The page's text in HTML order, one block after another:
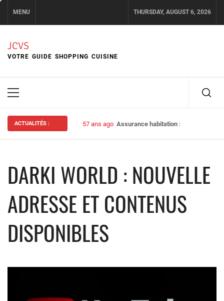
content
MENU THURSDAY, AUGUST 6, 2026
JCVS
VOTRE GUIDE SHOPPING CUISINE
Primary
ACTUALITÉS : 57 ans ago Assurance habitation : bien choisir
DARKI WORLD : NOUVELLE
ADRESSE ET CONTENUS
DISPONIBLES